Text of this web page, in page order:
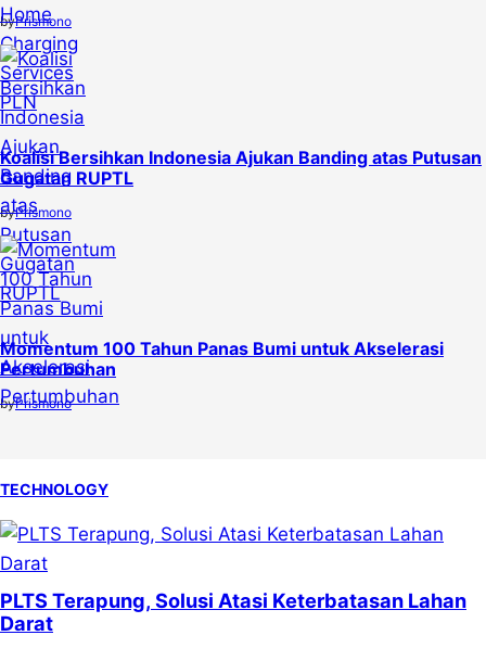
byPrismono
Koalisi Bersihkan Indonesia Ajukan Banding atas Putusan
Gugatan RUPTL
byPrismono
Momentum 100 Tahun Panas Bumi untuk Akselerasi
Pertumbuhan
byPrismono
TECHNOLOGY
PLTS Terapung, Solusi Atasi Keterbatasan Lahan
Darat